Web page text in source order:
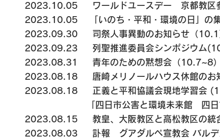
2023.10.05
ワールドユースデー 京都教区
2023.10.05
「いのち・平和・環境の日」
2023.09.30 司祭人事異動のお知らせ（
2023.09.23 列聖推進委員会シンポジウム
2023.08.31 青年のための黙想会（10.7~8
2023.08.18 唐崎メリノールハウス休館のお
2023.08.18 正義と平和協議会現地学習会
「四日市公害と環境未来館 四日市
2023.08.15 教皇、大阪教区と高松教区の統
2023.08.03 訃報 グアダルペ宣教会 バル